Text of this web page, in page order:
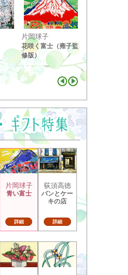
片岡球子
花咲く富士（雍子監
修版）
片岡球子
青い富士
詳細
荻須高徳
パンとケー
キの店
詳細